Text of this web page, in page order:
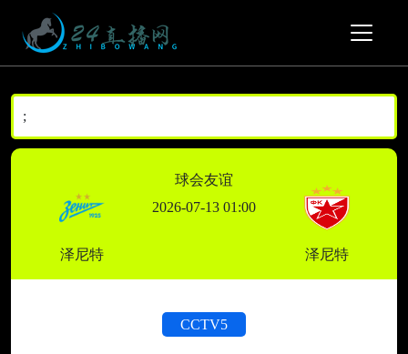
;
泽尼特
球会友谊
2026-07-13 01:00
泽尼特
CCTV5